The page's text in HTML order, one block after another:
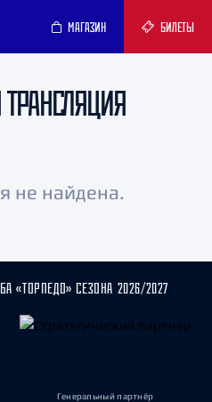
МАГАЗИН БИЛЕТЫ
не найдена.
«ТОРПЕДО» СЕЗОНА 2026/2027
Генеральный партнёр